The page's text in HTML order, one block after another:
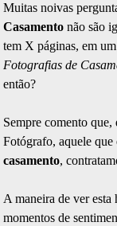
Muitas noivas
Casamentonão são
tem X páginas, em
Fotografias de
então?
Sempre comento
Fotógrafo, aquele que
casamento,
A maneira de ver
momentos de